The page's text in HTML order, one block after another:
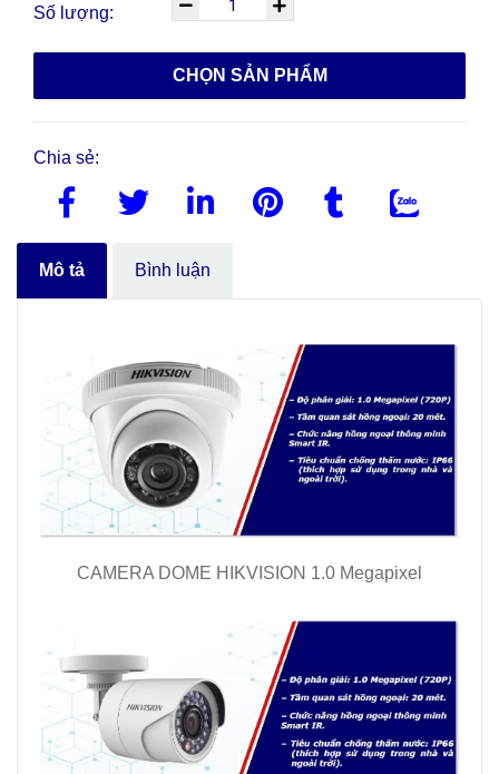
Số lượng:
CHỌN SẢN PHẨM
Chia sẻ:
Mô tả Bình luận
CAMERA DOME HIKVISION 1.0 Megapixel